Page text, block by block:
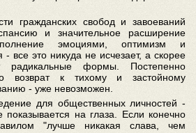
гражданских свобод и завоеваний
и значительное расширение
эмоциями, оптимизм и
- все это никуда не исчезает, а скорее
радикальные формы. Постепенно
возврат к тихому и застойному
- уже невозможен.
для общественных личностей -
на глаза. Если конечно
"лучше никакая слава, чем